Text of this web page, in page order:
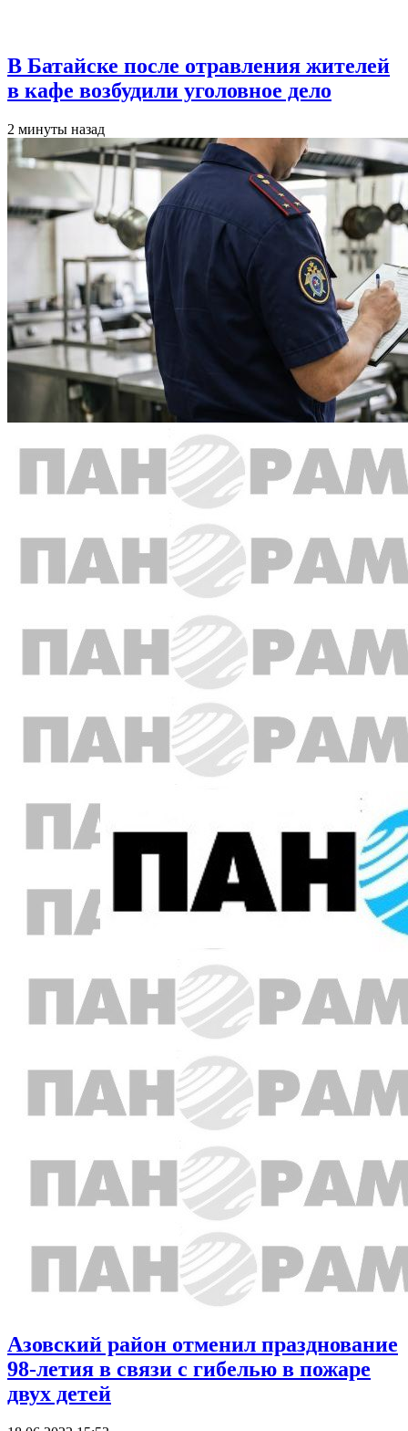
В Батайске после отравления жителей
в кафе возбудили уголовное дело
2 минуты назад
Азовский район отменил празднование
98-летия в связи с гибелью в пожаре
двух детей